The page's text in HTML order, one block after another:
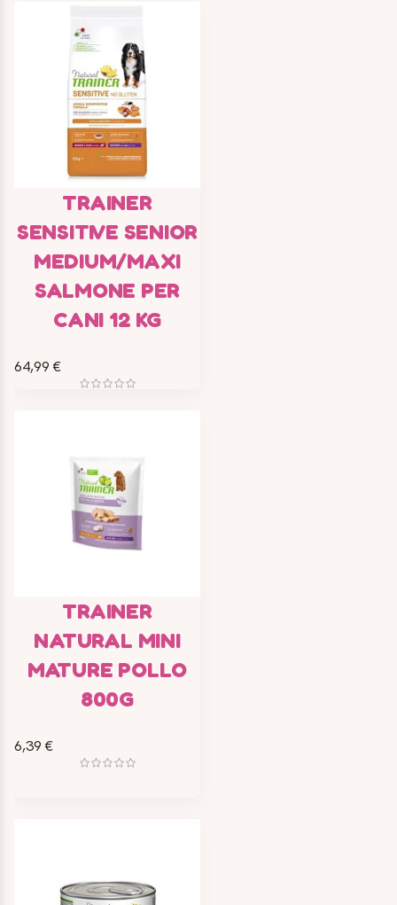
TRAINER
SENSITIVE SENIOR
MEDIUM/MAXI
SALMONE PER
CANI 12 KG
64,99 €
TRAINER
NATURAL MINI
MATURE POLLO
800G
6,39 €